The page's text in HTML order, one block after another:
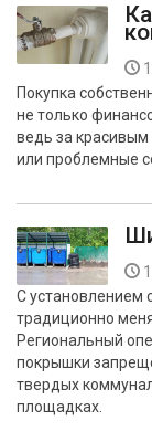
Покупка
не только
ведь за красивым
или проблемные
С установлением
традиционно
Региональный
покрышки
твердых
площадках.